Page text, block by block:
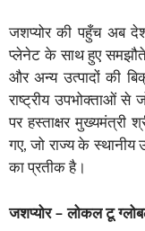
जशप्योर की पहुँच अब
प्लेनेट के साथ हुए
और अन्य उत्पादों की
राष्ट्रीय उपभोक्ताओं से
पर हस्ताक्षर मुख्यमंत्री
गए, जो राज्य के स्थानीय
का प्रतीक है।
जशप्योर – लोकल टू